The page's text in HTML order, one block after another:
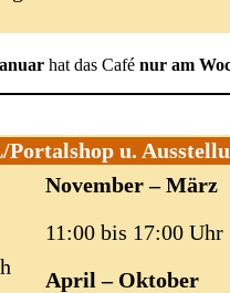
hat das Café nur am
Portalshop u.
November – März
11:00 bis 17:00 Uhr
April – Oktober